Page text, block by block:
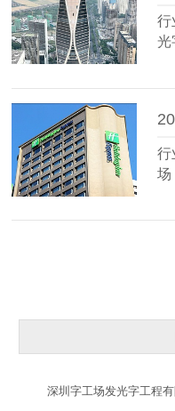
行
行
场
深圳字工场发光字工程有